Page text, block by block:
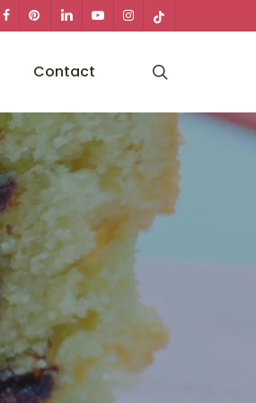
facebookpinterestlinkedinyoutubeinstagram
tiktok
Contact